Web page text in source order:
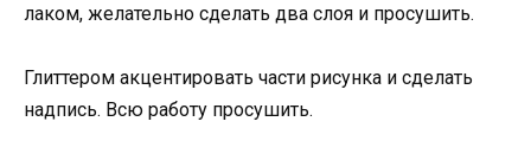
лаком, желательно сделать два слоя и просушить.
Глиттером акцентировать части рисунка и сделать
надпись. Всю работу просушить.